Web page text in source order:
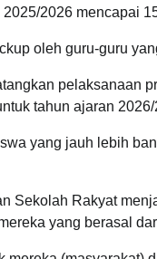
2026 mencapai
oleh guru-guru
pelaksanaan
tahun ajaran
yang jauh lebih
Sekolah Rakyat
yang berasal